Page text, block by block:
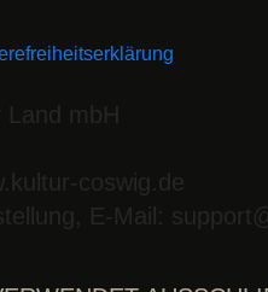
mbH
coswig.de
E-Mail: